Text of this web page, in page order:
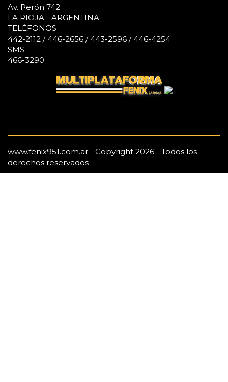
Av. Perón 742
LA RIOJA - ARGENTINA
TELÉFONOS
442-2112 / 446-2656 / 443-2596 / 446-4254
SMS
466-3290
www.fenix951.com.ar - Copyright 2026 - Todos los
derechos reservados